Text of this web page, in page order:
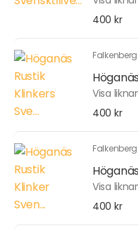
400 kr
Falkenberg
Visa
400 kr
Falkenberg
Visa
400 kr